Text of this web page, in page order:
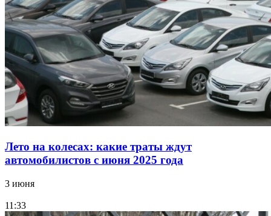
Лето на колесах: какие траты ждут
автомобилистов с июня 2025 года
3 июня
11:33